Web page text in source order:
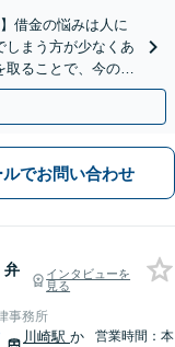
借金の悩みは人に
しまう方が少なくあ
取ることで、今の状
ください。
ルでお問い合わせ
弁
インタビューを
見る
事務所
川崎駅 か
営業時間：本